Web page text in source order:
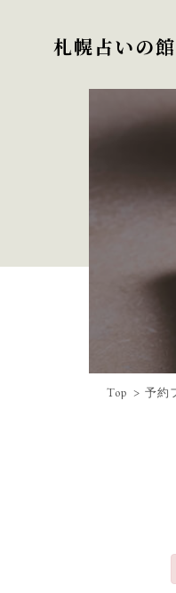
札幌占いの
Top 予